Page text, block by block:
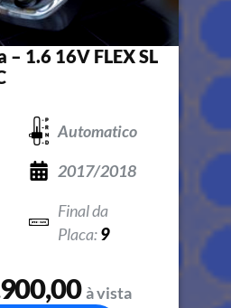
– 1.6 16V FLEX SL
Automatico
2017/2018
9
à vista